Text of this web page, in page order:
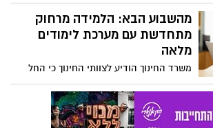
מהשבוע הבא: הלמידה מרחוק
מתחדשת עם מערכת לימודים
מלאה
משרד החינוך הודיע לצוותי החינוך כי החל
משבוע הבא תחל מערכת שעות יומית של 4-5
שעות בלמידה מרחוק: הלימודים בגנים יתחילו
בשעה 8:30 ויימשכו עד 13:30, הלימודים